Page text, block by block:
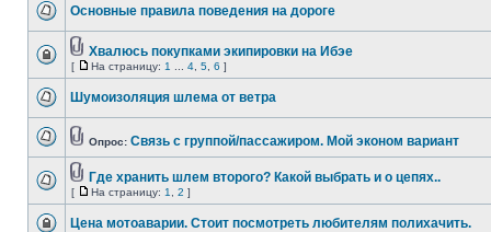
Основные правила поведения на дороге
Хвалюсь покупками экипировки на Ибэе
[ На страницу: 1 4 5 6 ]
Шумоизоляция шлема от ветра
Опрос: Связь с группой/пассажиром. Мой эконом вариант
Где хранить шлем второго? Какой выбрать и о цепях..
[ На страницу: 1 2 ]
Цена мотоаварии. Стоит посмотреть любителям полихачить.